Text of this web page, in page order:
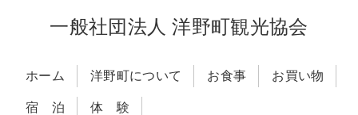
一般社団法人 洋野町観光協会
ホーム 洋野町について お食事 お買い物
宿 泊 体 験